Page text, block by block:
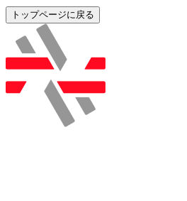
トップページに戻る